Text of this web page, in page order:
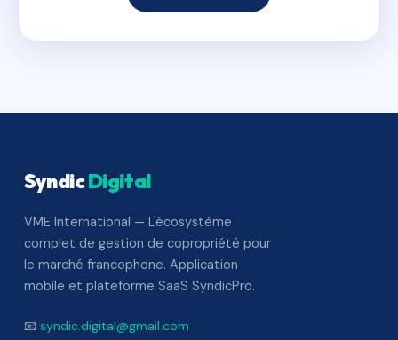
SyndicDigital
VME International — L'écosystème
complet de gestion de copropriété pour
le marché francophone. Application
mobile et plateforme SaaS SyndicPro.
📧 syndic.digital@gmail.com